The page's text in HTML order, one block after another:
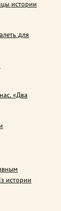
истории
для
«Два
истории